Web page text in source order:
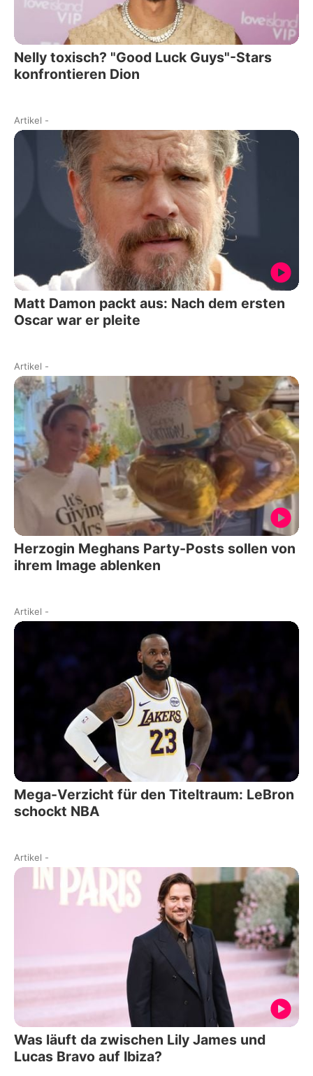
Nelly toxisch? "Good Luck Guys"-Stars
konfrontieren Dion
Artikel -
Matt Damon packt aus: Nach dem ersten
Oscar war er pleite
Artikel -
Herzogin Meghans Party-Posts sollen von
ihrem Image ablenken
Artikel -
Mega-Verzicht für den Titeltraum: LeBron
schockt NBA
Artikel -
Was läuft da zwischen Lily James und
Lucas Bravo auf Ibiza?